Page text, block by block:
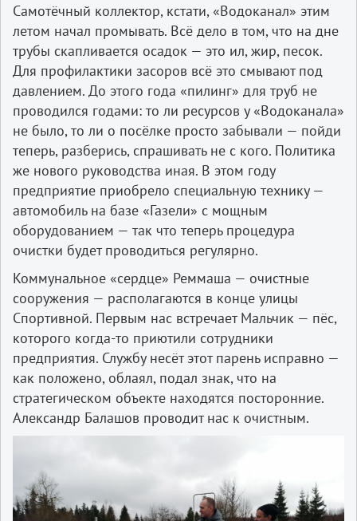
Самотёчный коллектор, кстати, «Водоканал» этим
летом начал промывать. Всё дело в том, что на дне
трубы скапливается осадок — это ил, жир, песок.
Для профилактики засоров всё это смывают под
давлением. До этого года «пилинг» для труб не
проводился годами: то ли ресурсов у «Водоканала»
не было, то ли о посёлке просто забывали — пойди
теперь, разберись, спрашивать не с кого. Политика
же нового руководства иная. В этом году
предприятие приобрело специальную технику —
автомобиль на базе «Газели» с мощным
оборудованием — так что теперь процедура
очистки будет проводиться регулярно.
Коммунальное «сердце» Реммаша — очистные
сооружения — располагаются в конце улицы
Спортивной. Первым нас встречает Мальчик — пёс,
которого когда-то приютили сотрудники
предприятия. Службу несёт этот парень исправно —
как положено, облаял, подал знак, что на
стратегическом объекте находятся посторонние.
Александр Балашов проводит нас к очистным.